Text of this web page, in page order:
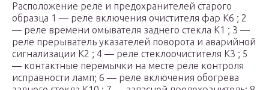
Расположение реле и предохранителей старого
образца 1 — реле включения очистителя фар К6 ; 2
— реле времени омывателя заднего стекла К1 ; 3 —
реле прерыватель указателей поворота и аварийной
сигнализации К2 ; 4 — реле стеклоочистителя К3 ; 5
— контактные перемычки на месте реле контроля
исправности ламп; 6 — реле включения обогрева